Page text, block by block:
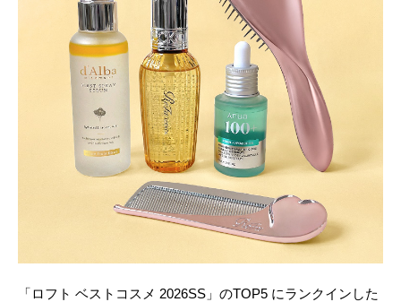
「ロフト ベストコスメ 2026SS」のTOP5 にランクインした